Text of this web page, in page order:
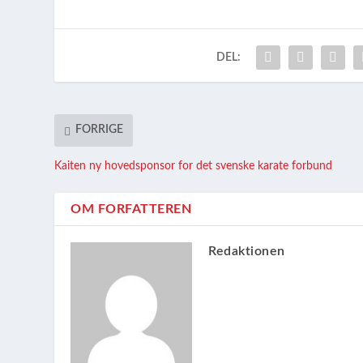
DEL:
FORRIGE
Kaiten ny hovedsponsor for det svenske karate forbund
OM FORFATTEREN
Redaktionen